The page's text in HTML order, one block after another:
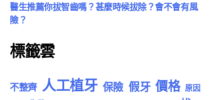
醫生推薦你拔智齒嗎？甚麼時候拔除？會不會有風
險？
標籤雲
不整齊 人工植牙 保險 假牙 價格 原因